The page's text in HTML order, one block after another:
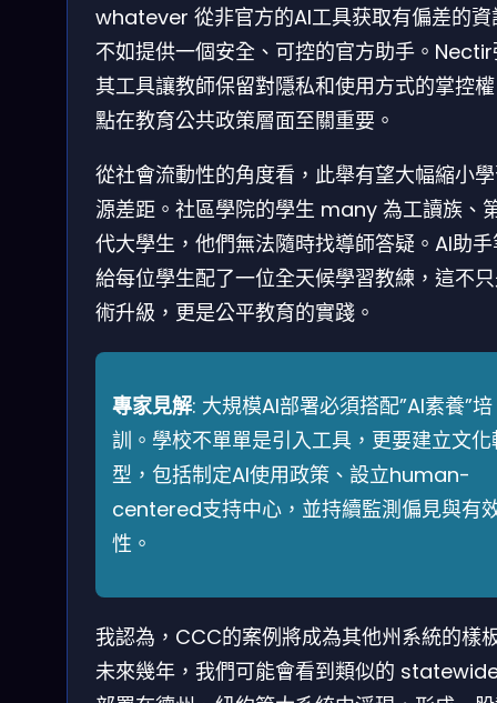
whatever 從非官方的AI工具获取有偏差的資
不如提供一個安全、可控的官方助手。
其工具讓教師保留對隱私和使用方式的掌控
點在教育公共政策層面至關重要。
從社會流動性的角度看，此舉有望大幅縮小
源差距。社區學院的學生 many 為工讀族、
代大學生，他們無法隨時找導師答疑。AI助
給每位學生配了一位全天候學習教練，這不
術升級，更是公平教育的實踐。
專家見解: 大規模AI部署必須搭配”AI素養”培
訓。學校不單單是引入工具，更要建立文化
型，包括制定AI使用政策、設立human-
centered支持中心，並持續監測偏見與有
性。
我認為，CCC的案例將成為其他州系統的樣
未來幾年，我們可能會看到類似的